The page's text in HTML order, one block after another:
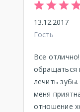
13.12.2017
Гость
Все
обращаться
лечить
меня
отношение